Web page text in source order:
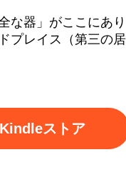
な器」がここにあ
プレイス（第三の
Kindleストア